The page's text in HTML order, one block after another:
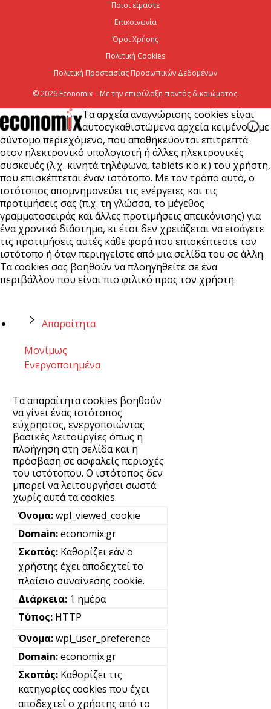
Ψεκασμοί για την καταπολέμηση των κουνουπιών,
στις 10-11-12 Αυγούστου
Ποιοι είμαστε
Επικοινωνία
Όροι Χρήσης
Πολιτική Cookies
Πολιτική Προστασίας Προσωπικών Δεδομένων
© 2026 Economix – Με την επιφύλαξη παντός δικαιώματος.
Τα αρχεία αναγνώρισης cookies είναι
αυτοεγκαθιστώμενα αρχεία κειμένου, με
σύντομο περιεχόμενο, που αποθηκεύονται επιτρεπτά
στον ηλεκτρονικό υπολογιστή ή άλλες ηλεκτρονικές
συσκευές (λ.χ. κινητά τηλέφωνα, tablets κ.ο.κ.) του χρήστη,
που επισκέπτεται έναν ιστότοπο. Με τον τρόπο αυτό, ο
ιστότοπος απομνημονεύει τις ενέργειες και τις
προτιμήσεις σας (π.χ. τη γλώσσα, το μέγεθος
γραμματοσειράς και άλλες προτιμήσεις απεικόνισης) για
ένα χρονικό διάστημα, κι έτσι δεν χρειάζεται να εισάγετε
τις προτιμήσεις αυτές κάθε φορά που επισκέπτεστε τον
ιστότοπο ή όταν περιηγείστε από μια σελίδα του σε άλλη.
Τα cookies σας βοηθούν να πλοηγηθείτε σε ένα
περιβάλλον που είναι πιο φιλικό προς τον χρήστη.
Απαραίτητα
Μονίμως
Ενεργοποιημένα
Τα απαραίτητα cookies βοηθούν
να γίνει ένας ιστότοπος
εύχρηστος, ενεργοποιώντας
βασικές λειτουργίες όπως η
πλοήγηση στη σελίδα και η
πρόσβαση σε ασφαλείς περιοχές
του ιστότοπου. Ο ιστότοπος δεν
μπορεί να λειτουργήσει σωστά
χωρίς αυτά τα cookies.
wpl_viewed_cookie
economix.gr
Καθορίζει εάν ο
χρήστης έχει αποδεχτεί το
πλαίσιο συναίνεσης cookie.
1 ημέρα
HTTP
wpl_user_preference
economix.gr
Καθορίζει τις
κατηγορίες cookies που έχει
αποδεχτεί ο χρήστης από το